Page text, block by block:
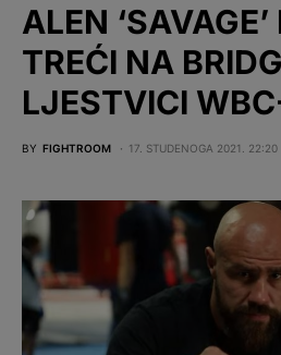
ALEN
TREĆI NA
LJESTVICI
BY FIGHTROOM 17. STUDENOGA 2021. 22:20